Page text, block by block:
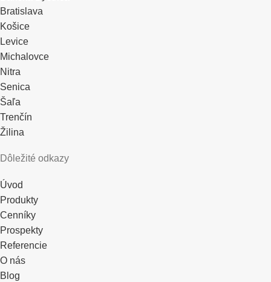
Bratislava
Košice
Levice
Michalovce
Nitra
Senica
Šaľa
Trenčín
Žilina
Dôležité odkazy
Úvod
Produkty
Cenníky
Prospekty
Referencie
O nás
Blog